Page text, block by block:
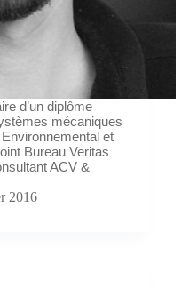
d’un diplôme
mécaniques
et
Bureau Veritas
ACV &
2016